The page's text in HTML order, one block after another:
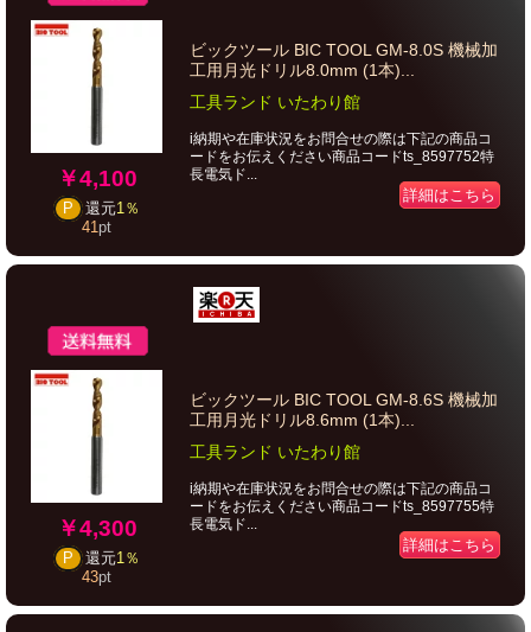
￥4,100
P 還元1％
41pt
ビックツール BIC TOOL GM-8.0S 機械加
工用月光ドリル8.0mm (1本)...
工具ランド いたわり館
i納期や在庫状況をお問合せの際は下記の商品コ
ードをお伝えください商品コードts_8597752特
長電気ド...
詳細はこちら
￥4,300
P 還元1％
43pt
ビックツール BIC TOOL GM-8.6S 機械加
工用月光ドリル8.6mm (1本)...
工具ランド いたわり館
i納期や在庫状況をお問合せの際は下記の商品コ
ードをお伝えください商品コードts_8597755特
長電気ド...
詳細はこちら